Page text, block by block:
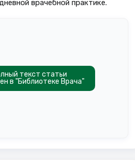
врачебной практике.
текст статьи
в "Библиотеке Врача"